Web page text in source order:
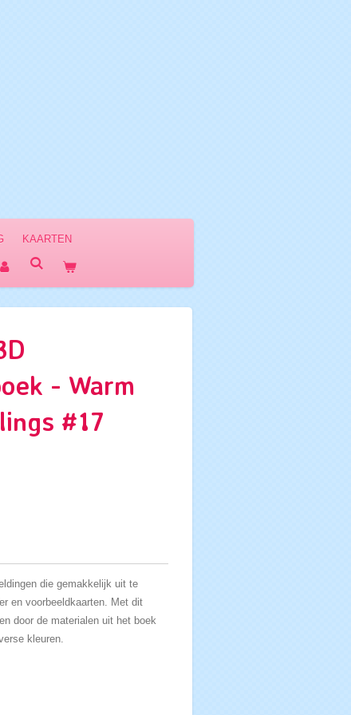
KAARTEN
- Warm
#17
die gemakkelijk uit te
en voorbeeldkaarten. Met dit
door de materialen uit het boek
kleuren.